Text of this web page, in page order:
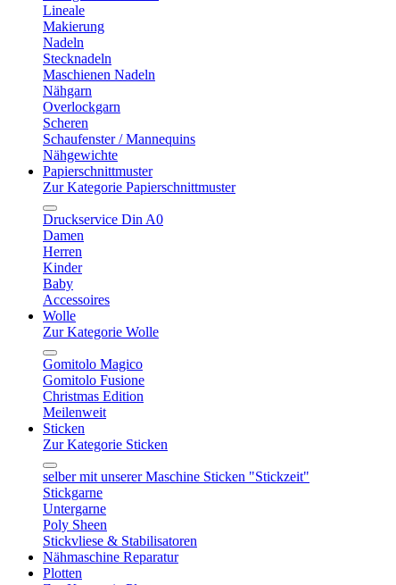
Lineale
Makierung
Nadeln
Stecknadeln
Maschienen Nadeln
Nähgarn
Overlockgarn
Scheren
Schaufenster / Mannequins
Nähgewichte
Papierschnittmuster
Zur Kategorie Papierschnittmuster
Druckservice Din A0
Damen
Herren
Kinder
Baby
Accessoires
Wolle
Zur Kategorie Wolle
Gomitolo Magico
Gomitolo Fusione
Christmas Edition
Meilenweit
Sticken
Zur Kategorie Sticken
selber mit unserer Maschine Sticken "Stickzeit"
Stickgarne
Untergarne
Poly Sheen
Stickvliese & Stabilisatoren
Nähmaschine Reparatur
Plotten